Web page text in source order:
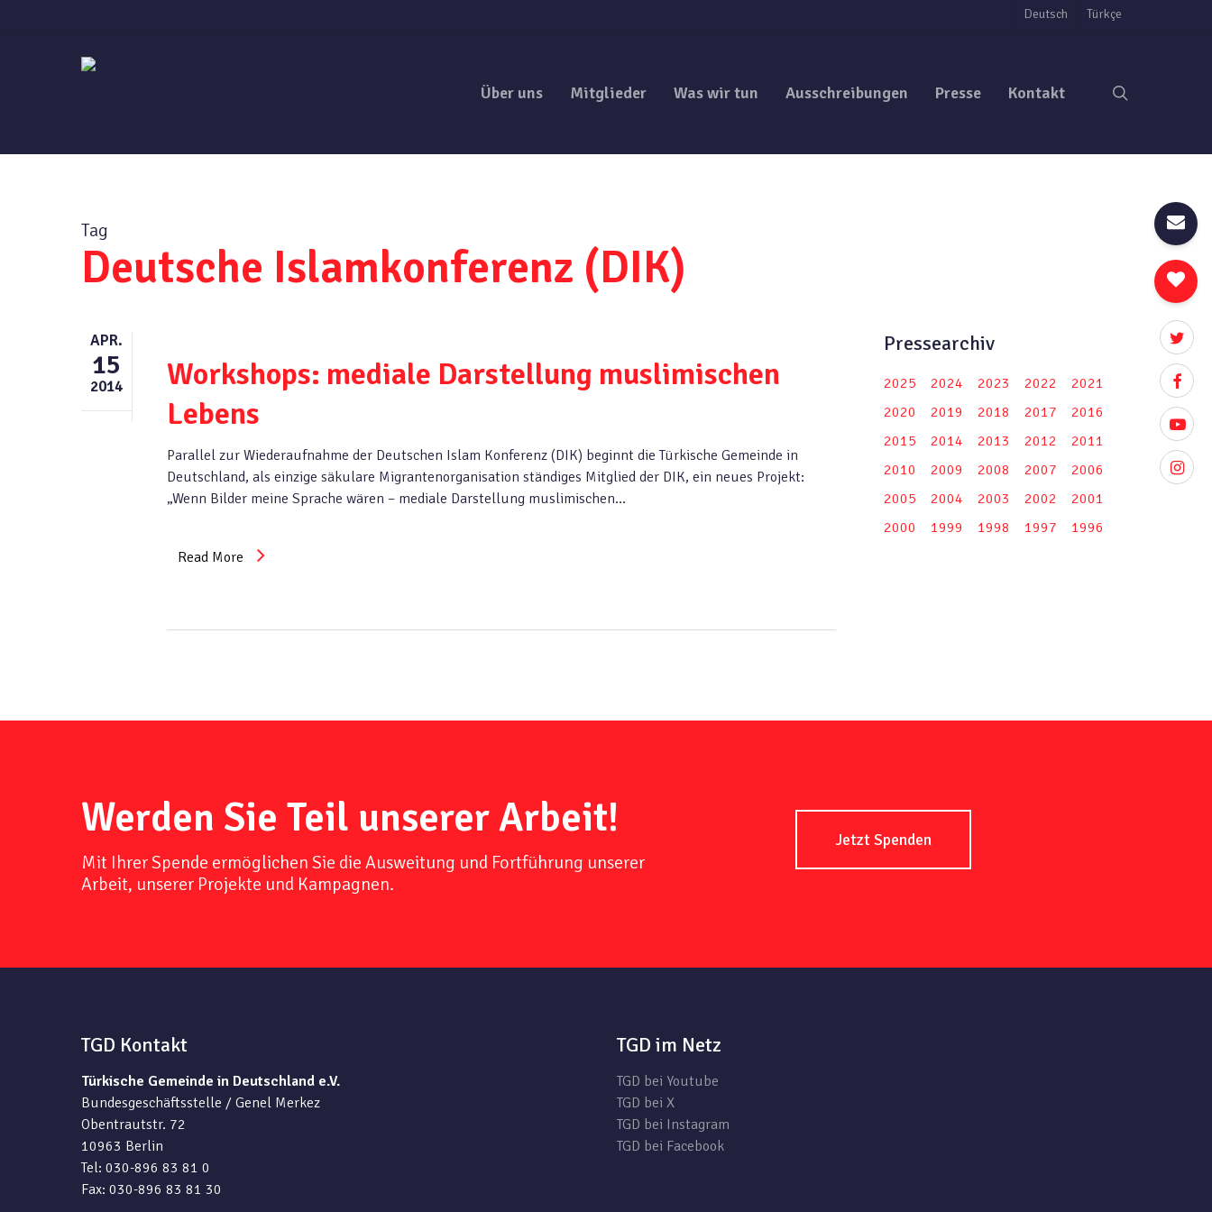
twitter
youtube
Deutsch Türkçe
Über uns Mitglieder Was wir tun Ausschreibungen Presse Kontakt
Tag
Deutsche Islamkonferenz (DIK)
APR.
15
2014
Workshops: mediale Darstellung muslimischen
Lebens
Parallel zur Wiederaufnahme der Deutschen Islam Konferenz (DIK) beginnt die Türkische Gemeinde in
Deutschland, als einzige säkulare Migrantenorganisation ständiges Mitglied der DIK, ein neues Projekt:
„Wenn Bilder meine Sprache wären – mediale Darstellung muslimischen…
Read More
Pressearchiv
2025 2024 2023 2022
2021
2020
2019 2018 2017
2016
2015
2014 2013 2012
2011
2010
2009 2008 2007
2006
2005
2004 2003 2002
2001
2000
1999 1998 1997 1996
Werden Sie Teil unserer Arbeit!
Mit Ihrer Spende ermöglichen Sie die Ausweitung und Fortführung unserer
Arbeit, unserer Projekte und Kampagnen.
Jetzt Spenden
TGD Kontakt
Türkische Gemeinde in Deutschland e.V.
Bundesgeschäftsstelle / Genel Merkez
Obentrautstr. 72
10963 Berlin
Tel: 030-896 83 81 0
Fax: 030-896 83 81 30
TGD im Netz
TGD bei Youtube
TGD bei X
TGD bei Instagram
TGD bei Facebook